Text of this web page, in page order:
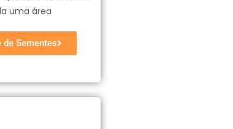
uma área
de Sementes